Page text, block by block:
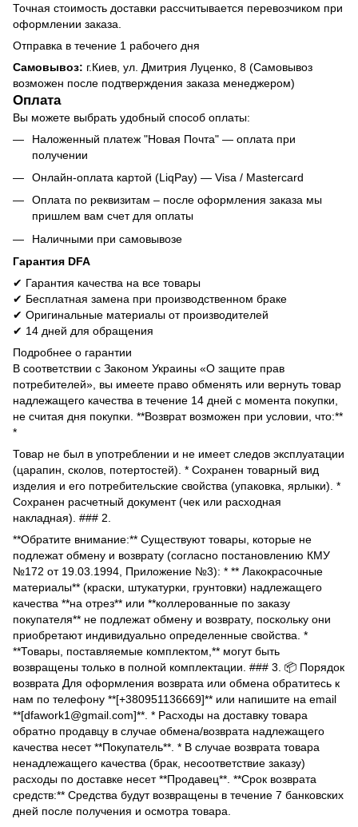
Точная стоимость доставки рассчитывается перевозчиком при
оформлении заказа.
Отправка в течение 1 рабочего дня
Самовывоз: г.Киев, ул. Дмитрия Луценко, 8 (Самовывоз
возможен после подтверждения заказа менеджером)
Оплата
Вы можете выбрать удобный способ оплаты:
Наложенный платеж "Новая Почта" — оплата при
получении
Онлайн-оплата картой (LiqPay) — Visa / Mastercard
Оплата по реквизитам – после оформления заказа мы
пришлем вам счет для оплаты
Наличными при самовывозе
Гарантия DFA
✔ Гарантия качества на все товары
✔ Бесплатная замена при производственном браке
✔ Оригинальные материалы от производителей
✔ 14 дней для обращения
Подробнее о гарантии
В соответствии с Законом Украины «О защите прав
потребителей», вы имеете право обменять или вернуть товар
надлежащего качества в течение 14 дней с момента покупки,
не считая дня покупки. **Возврат возможен при условии, что:**
*
Товар не был в употреблении и не имеет следов эксплуатации
(царапин, сколов, потертостей). * Сохранен товарный вид
изделия и его потребительские свойства (упаковка, ярлыки). *
Сохранен расчетный документ (чек или расходная
накладная). ### 2.
**Обратите внимание:** Существуют товары, которые не
подлежат обмену и возврату (согласно постановлению КМУ
№172 от 19.03.1994, Приложение №3): * ** Лакокрасочные
материалы** (краски, штукатурки, грунтовки) надлежащего
качества **на отрез** или **коллерованные по заказу
покупателя** не подлежат обмену и возврату, поскольку они
приобретают индивидуально определенные свойства. *
**Товары, поставляемые комплектом,** могут быть
возвращены только в полной комплектации. ### 3. 📦 Порядок
возврата Для оформления возврата или обмена обратитесь к
нам по телефону **[+380951136669]** или напишите на email
**[dfawork1@gmail.com]**. * Расходы на доставку товара
обратно продавцу в случае обмена/возврата надлежащего
качества несет **Покупатель**. * В случае возврата товара
ненадлежащего качества (брак, несоответствие заказу)
расходы по доставке несет **Продавец**. **Срок возврата
средств:** Средства будут возвращены в течение 7 банковских
дней после получения и осмотра товара.